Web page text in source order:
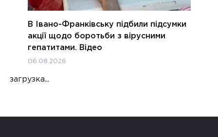
В Івано-Франківську підбили підсумки
акції щодо боротьби з вірусними
гепатитами. Відео
06.08.2026
загрузка...